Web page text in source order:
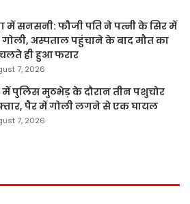
में सनसनी: फौजी पति ने पत्नी के सिर में
गोली, अस्पताल पहुंचाने के बाद मौत का
ही हुआ फरार
7, 2026
पुलिस मुठभेड़ के दौरान तीन पशुचोर
पैर में गोली लगने से एक घायल
7, 2026